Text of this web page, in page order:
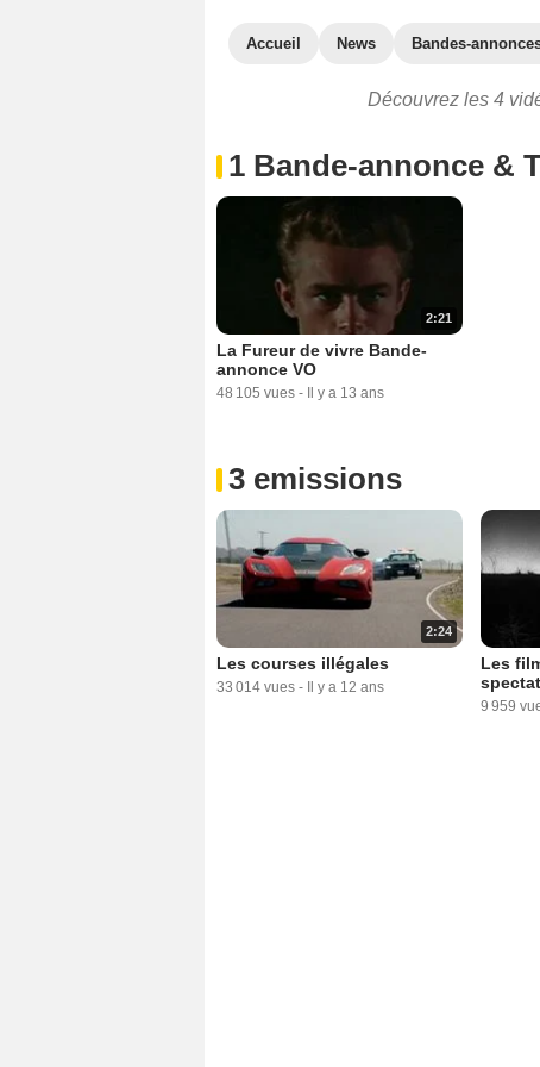
Accueil News Bandes-
Découvrez les 4
1 Bande-annonce &
2:21
La Fureur de vivre Bande-
annonce VO
48 105 vues - Il y a 13 ans
3 emissions
2:24
Les courses illégales
33 014 vues - Il y a 12 ans
Les
9 959